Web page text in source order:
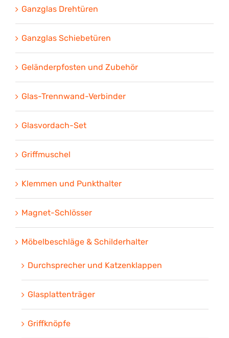
Ganzglas Drehtüren
Ganzglas Schiebetüren
Geländerpfosten und Zubehör
Glas-Trennwand-Verbinder
Glasvordach-Set
Griffmuschel
Klemmen und Punkthalter
Magnet-Schlösser
Möbelbeschläge & Schilderhalter
Durchsprecher und Katzenklappen
Glasplattenträger
Griffknöpfe